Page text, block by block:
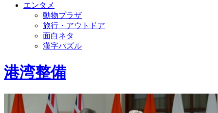
エンタメ
動物プラザ
旅行・アウトドア
面白ネタ
漢字パズル
港湾整備